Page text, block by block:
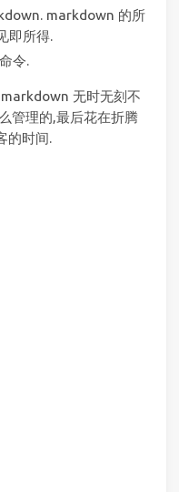
markdown 的所
即所得.
令.
无时无刻不
管理的,最后花在折腾
的时间.